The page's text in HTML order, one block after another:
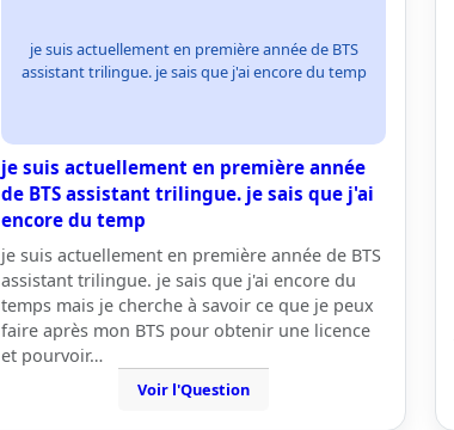
je suis actuellement en première année de BTS
assistant trilingue. je sais que j'ai encore du temp
je suis actuellement en première année
de BTS assistant trilingue. je sais que j'ai
encore du temp
je suis actuellement en première année de BTS
assistant trilingue. je sais que j'ai encore du
temps mais je cherche à savoir ce que je peux
faire après mon BTS pour obtenir une licence
et pourvoir…
Voir l'Question